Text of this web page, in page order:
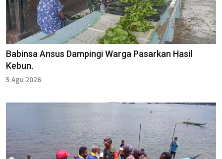
Babinsa Ansus Dampingi Warga Pasarkan Hasil
Kebun.
5 Agu 2026